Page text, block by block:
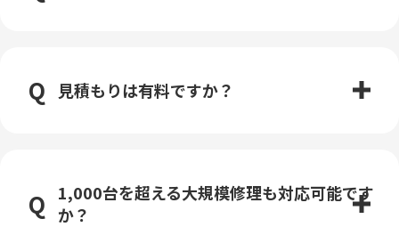
見積もりは有料ですか？
1,000台を超える大規模修理も対応可能です
か？